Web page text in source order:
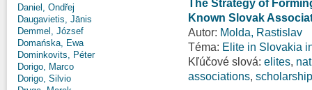
Daniel, Ondřej
Daugavietis, Jānis
Demmel, József
Domańska, Ewa
Dominkovits, Péter
Dorigo, Marco
Dorigo, Silvio
The Strategy of
Known Slovak
Autor: Molda, Rastislav
Téma: Elite in Slovakia
Kľúčové slová: elites,
associations, scholarship